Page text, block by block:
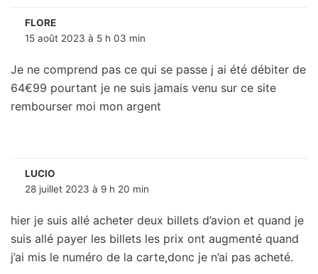
FLORE
15 août 2023 à 5 h 03 min
Je ne comprend pas ce qui se passe j ai été débiter de
64€99 pourtant je ne suis jamais venu sur ce site
rembourser moi mon argent
LUCIO
28 juillet 2023 à 9 h 20 min
hier je suis allé acheter deux billets d’avion et quand je
suis allé payer les billets les prix ont augmenté quand
j’ai mis le numéro de la carte,donc je n’ai pas acheté.